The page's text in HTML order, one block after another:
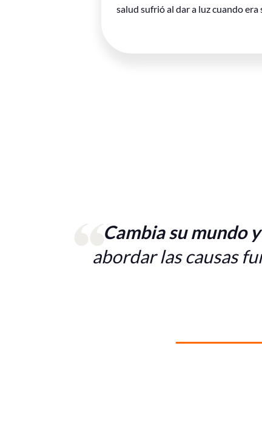
salud sufrió al dar a luz cuando era
Cambia su mundo
abordar las causas